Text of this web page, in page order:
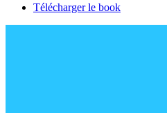
Télécharger le book